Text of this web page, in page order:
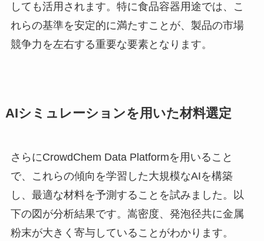
しても活用されます。特に食品容器用途では、こ
れらの基準を安定的に満たすことが、製品の市場
競争力を左右する重要な要素となります。
AIシミュレーションを用いた材料選定
さらにCrowdChem Data Platformを用いること
で、これらの傾向を学習した大規模なAIを構築
し、最適な材料を予測することを試みました。以
下の図が分析結果です。嵩密度、発泡径共に金属
粉末が大きく寄与していることがわかります。